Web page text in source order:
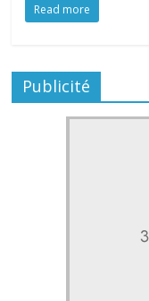
Read more
Publicité